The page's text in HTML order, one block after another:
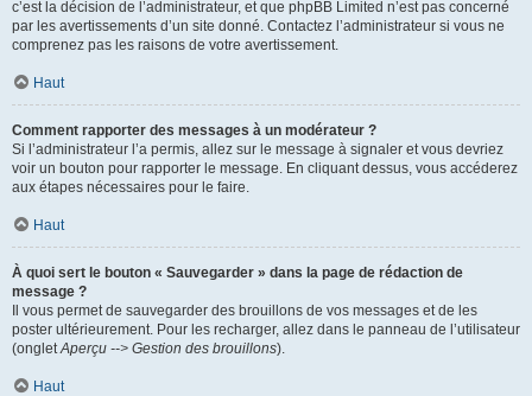
c’est la décision de l’administrateur, et que phpBB Limited n’est pas concerné
par les avertissements d’un site donné. Contactez l’administrateur si vous ne
comprenez pas les raisons de votre avertissement.
Haut
Comment rapporter des messages à un modérateur ?
Si l’administrateur l’a permis, allez sur le message à signaler et vous devriez
voir un bouton pour rapporter le message. En cliquant dessus, vous accéderez
aux étapes nécessaires pour le faire.
Haut
À quoi sert le bouton « Sauvegarder » dans la page de rédaction de
message ?
Il vous permet de sauvegarder des brouillons de vos messages et de les
poster ultérieurement. Pour les recharger, allez dans le panneau de l’utilisateur
(ongletAperçu --> Gestion des brouillons).
Haut